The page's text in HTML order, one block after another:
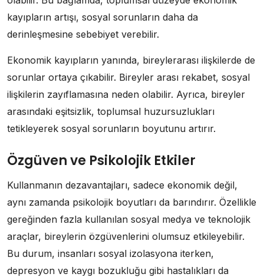
kayıpların artışı, sosyal sorunların daha da
derinleşmesine sebebiyet verebilir.
Ekonomik kayıpların yanında, bireylerarası ilişkilerde de
sorunlar ortaya çıkabilir. Bireyler arası rekabet, sosyal
ilişkilerin zayıflamasına neden olabilir. Ayrıca, bireyler
arasındaki eşitsizlik, toplumsal huzursuzlukları
tetikleyerek sosyal sorunların boyutunu artırır.
Özgüven ve Psikolojik Etkiler
Kullanmanın dezavantajları, sadece ekonomik değil,
aynı zamanda psikolojik boyutları da barındırır. Özellikle
gereğinden fazla kullanılan sosyal medya ve teknolojik
araçlar, bireylerin özgüvenlerini olumsuz etkileyebilir.
Bu durum, insanları sosyal izolasyona iterken,
depresyon ve kaygı bozukluğu gibi hastalıkları da